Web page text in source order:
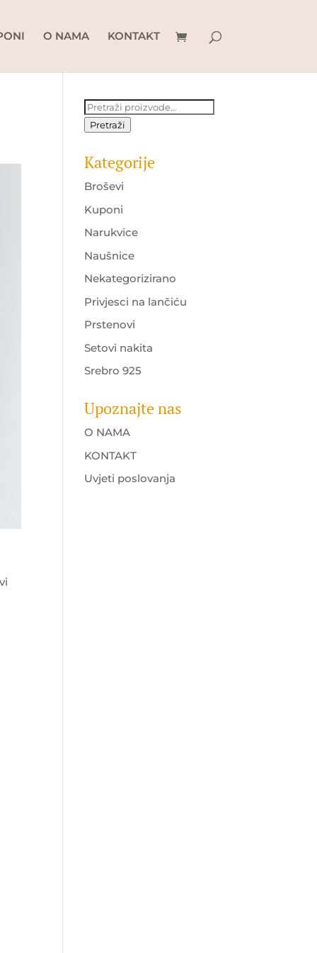
O NAMA KONTAKT
Pretraži:
Pretraži
Kategorije
Broševi
Kuponi
Narukvice
Naušnice
Nekategorizirano
Privjesci na lančiću
Prstenovi
Setovi nakita
Srebro 925
Upoznajte nas
O NAMA
KONTAKT
Uvjeti poslovanja